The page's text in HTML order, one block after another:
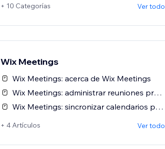
+ 10 Categorías Ver todo
Wix Meetings
Wix Meetings: acerca de Wix Meetings
Wix Meetings: administrar reuniones programadas
Wix Meetings: sincronizar calendarios personales con Wix Meetings
+ 4 Artículos Ver todo